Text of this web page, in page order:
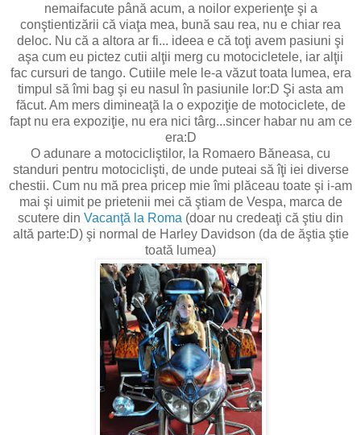
nemaifacute până acum, a noilor experienţe şi a
conştientizării că viaţa mea, bună sau rea, nu e chiar rea
deloc. Nu că a altora ar fi... ideea e că toţi avem pasiuni şi
aşa cum eu pictez cutii alţii merg cu motocicletele, iar alţii
fac cursuri de tango. Cutiile mele le-a văzut toata lumea, era
timpul să îmi bag şi eu nasul în pasiunile lor:D Şi asta am
făcut. Am mers dimineaţă la o expoziţie de motociclete, de
fapt nu era expoziţie, nu era nici târg...sincer habar nu am ce
era:D
O adunare a motocicliştilor, la Romaero Băneasa, cu
standuri pentru motociclişti, de unde puteai să îţi iei diverse
chestii. Cum nu mă prea pricep mie îmi plăceau toate şi i-am
mai şi uimit pe prietenii mei că ştiam de Vespa, marca de
scutere din Vacanţă la Roma (doar nu credeaţi că ştiu din
altă parte:D) şi normal de Harley Davidson (da de ăştia ştie
toată lumea)